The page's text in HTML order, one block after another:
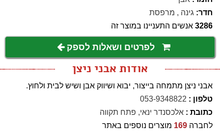
חדר: גינה , מרפסת
3286 אנשים התעניינו במוצר זה
לפרטים ושאלות לספק
אודות אבני ניצן
אבני ניצן מתמחה בייצור, יבוא ושיווק אבן ושיש לבית ולחוץ.
טלפון : 053-9348822
כתובת : אלכסנדר ינאי, פתח תקווה
לחברה 169 מוצרים נוספים באתר